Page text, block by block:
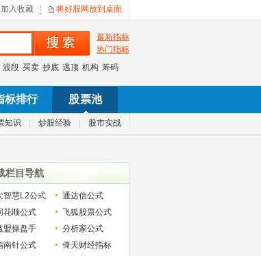
加入收藏 将好股网放到桌面
最新指标
热门指标
波段 买卖 抄底 逃顶 机构 筹码
标排行 股票池
知识 炒股经验 股市实战
栏目导航
智慧L2公式
通达信公式
花顺公式
飞狐股票公式
盟操盘手
分析家公式
南针公式
倚天财经指标